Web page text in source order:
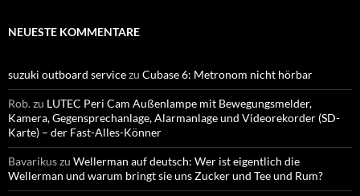
NEUESTE KOMMENTARE
suzuki outboard servicezu Cubase 6: Metronom nicht hörbar
Rob.zu LUTEC Peri Cam Außenlampe mit Bewegungsmelder,
Kamera, Gegensprechanlage, Alarmanlage und Videorekorder (SD-
Karte) – der Fast-Alles-Könner
Bavarikuszu Wellerman auf deutsch: Wer ist eigentlich die
Wellerman und warum bringt sie uns Zucker und Tee und Rum?